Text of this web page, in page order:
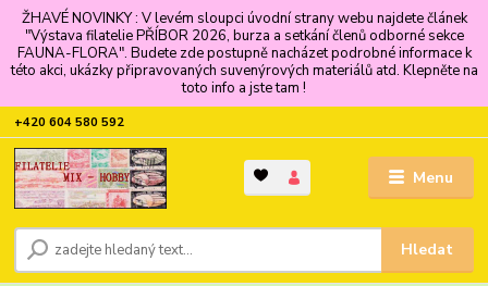
ŽHAVÉ NOVINKY : V levém sloupci úvodní strany webu najdete článek
"Výstava filatelie PŘÍBOR 2026, burza a setkání členů odborné sekce
FAUNA-FLORA". Budete zde postupně nacházet podrobné informace k
této akci, ukázky připravovaných suvenýrových materiálů atd. Klepněte na
toto info a jste tam !
Menu
Hledat
+420 604 580 592